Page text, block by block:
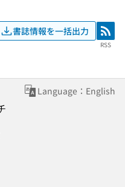
書誌情報を一括出力 RSS
RSS
Language：English